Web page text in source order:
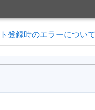
登録時のエラーについて